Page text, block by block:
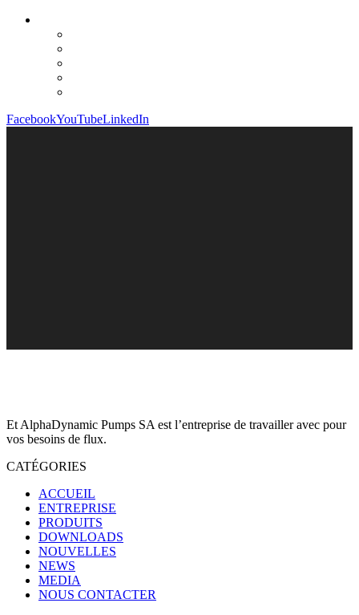
FacebookYouTubeLinkedIn
Et AlphaDynamic Pumps SA est l’entreprise de travailler avec pour
vos besoins de flux.
CATÉGORIES
ACCUEIL
ENTREPRISE
PRODUITS
DOWNLOADS
NOUVELLES
NEWS
MEDIA
NOUS CONTACTER